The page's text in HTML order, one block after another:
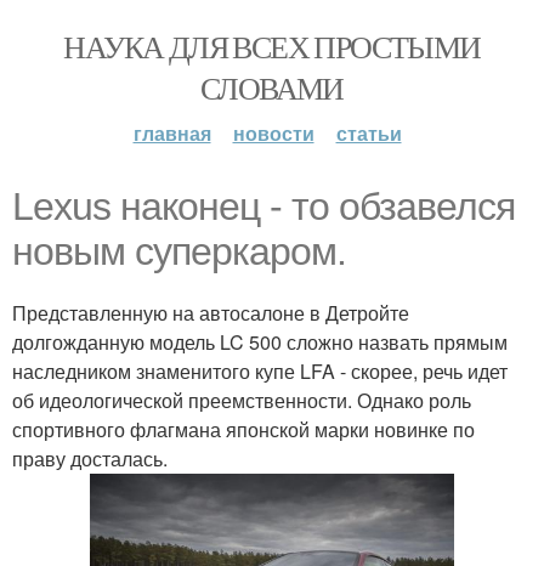
НАУКА ДЛЯ ВСЕХ ПРОСТЫМИ
СЛОВАМИ
главная новости статьи
Lexus наконец - то обзавелся
новым суперкаром.
Представленную на автосалоне в Детройте
долгожданную модель LC 500 сложно назвать прямым
наследником знаменитого купе LFA - скорее, речь идет
об идеологической преемственности. Однако роль
спортивного флагмана японской марки новинке по
праву досталась.